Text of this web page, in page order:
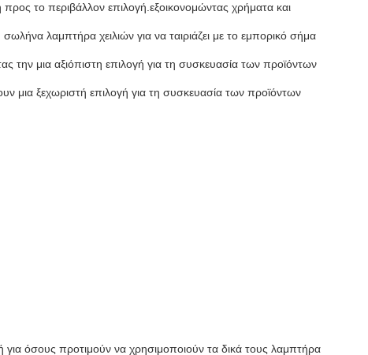
το περιβάλλον επιλογή.εξοικονομώντας χρήματα και
λαμπτήρα χειλιών για να ταιριάζει με το εμπορικό σήμα
την μια αξιόπιστη επιλογή για τη συσκευασία των προϊόντων
μια ξεχωριστή επιλογή για τη συσκευασία των προϊόντων
για όσους προτιμούν να χρησιμοποιούν τα δικά τους λαμπτήρα